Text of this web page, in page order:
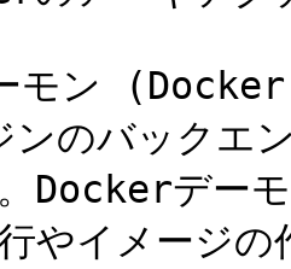
モン (Docker
のバックエ
Dockerデー
やイメージ